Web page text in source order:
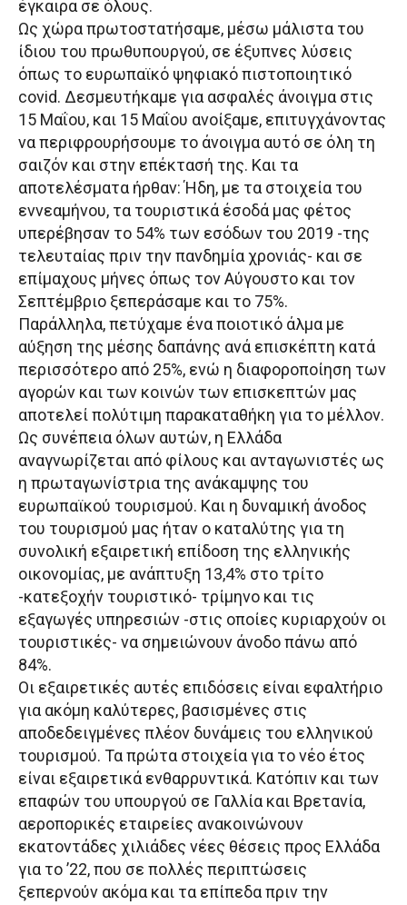
έγκαιρα σε όλους.
Ως χώρα πρωτοστατήσαμε, μέσω μάλιστα του
ίδιου του πρωθυπουργού, σε έξυπνες λύσεις
όπως το ευρωπαϊκό ψηφιακό πιστοποιητικό
covid. Δεσμευτήκαμε για ασφαλές άνοιγμα στις
15 Μαΐου, και 15 Μαΐου ανοίξαμε, επιτυγχάνοντας
να περιφρουρήσουμε το άνοιγμα αυτό σε όλη τη
σαιζόν και στην επέκτασή της. Και τα
αποτελέσματα ήρθαν: Ήδη, με τα στοιχεία του
εννεαμήνου, τα τουριστικά έσοδά μας φέτος
υπερέβησαν το 54% των εσόδων του 2019 -της
τελευταίας πριν την πανδημία χρονιάς- και σε
επίμαχους μήνες όπως τον Αύγουστο και τον
Σεπτέμβριο ξεπεράσαμε και το 75%.
Παράλληλα, πετύχαμε ένα ποιοτικό άλμα με
αύξηση της μέσης δαπάνης ανά επισκέπτη κατά
περισσότερο από 25%, ενώ η διαφοροποίηση των
αγορών και των κοινών των επισκεπτών μας
αποτελεί πολύτιμη παρακαταθήκη για το μέλλον.
Ως συνέπεια όλων αυτών, η Ελλάδα
αναγνωρίζεται από φίλους και ανταγωνιστές ως
η πρωταγωνίστρια της ανάκαμψης του
ευρωπαϊκού τουρισμού. Και η δυναμική άνοδος
του τουρισμού μας ήταν ο καταλύτης για τη
συνολική εξαιρετική επίδοση της ελληνικής
οικονομίας, με ανάπτυξη 13,4% στο τρίτο
-κατεξοχήν τουριστικό- τρίμηνο και τις
εξαγωγές υπηρεσιών -στις οποίες κυριαρχούν οι
τουριστικές- να σημειώνουν άνοδο πάνω από
84%.
Οι εξαιρετικές αυτές επιδόσεις είναι εφαλτήριο
για ακόμη καλύτερες, βασισμένες στις
αποδεδειγμένες πλέον δυνάμεις του ελληνικού
τουρισμού. Τα πρώτα στοιχεία για το νέο έτος
είναι εξαιρετικά ενθαρρυντικά. Κατόπιν και των
επαφών του υπουργού σε Γαλλία και Βρετανία,
αεροπορικές εταιρείες ανακοινώνουν
εκατοντάδες χιλιάδες νέες θέσεις προς Ελλάδα
για το ’22, που σε πολλές περιπτώσεις
ξεπερνούν ακόμα και τα επίπεδα πριν την